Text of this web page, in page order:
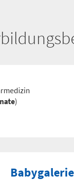
)
Babygalerie